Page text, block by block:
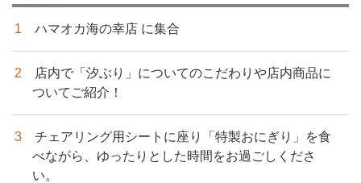
ハマオカ海の幸店 に集合
店内で「汐ぶり」についてのこだわりや店内商品に
ついてご紹介！
チェアリング用シートに座り「特製おにぎり」を食
べながら、ゆったりとした時間をお過ごしくださ
い。